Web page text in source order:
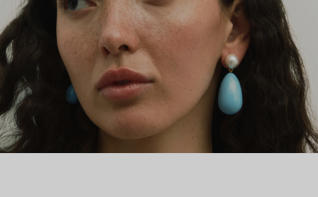
кристаллами – как любят колоритные местные, простые
графичные формы напоминают картины Нико Пиросмани, а
«леденцовые» цвета – доза витамина D для Кендалл
Дженнер, Кэти Перри, Halsey и других селебрити, которые
уже носят ESHVI.